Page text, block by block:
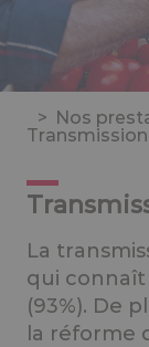
> Nos
La
qui
(93%). De
la réforme